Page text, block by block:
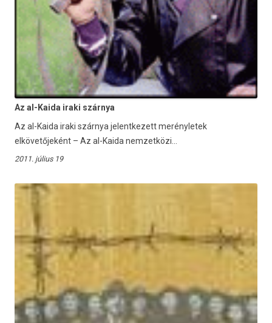
Az al-Kaida iraki szárnya
Az al-Kaida iraki szárnya jelentkezett merényletek
elkövetőjeként – Az al-Kaida nemzetközi...
2011. július 19